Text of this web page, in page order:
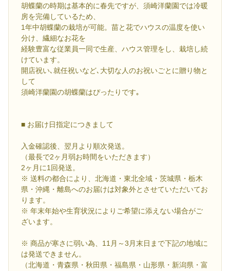
胡蝶蘭の時期は基本的に春先ですが、須崎洋蘭園では冷暖
房を完備しているため、
1年中胡蝶蘭の栽培が可能。苗と花でハウスの温度を使い
分け、繊細なお花を
経験豊富な従業員一同で生産、ハウス管理をし、栽培し続
けています。
開店祝い､就任祝いなど､大切な人のお祝いごとに贈り物と
して
須崎洋蘭園の胡蝶蘭はぴったりです｡
■ お届け日指定につきまして
入金確認後、翌月より順次発送。
（最長で2ヶ月弱お時間をいただきます）
2ヶ月に1回発送。
※ 送料の都合により、北海道・東北全域・茨城県・栃木
県・沖縄・離島へのお届けは対象外とさせていただいてお
ります。
※ 年末年始や生育状況によりご希望に添えない場合がご
ざいます。
※ 商品が寒さに弱い為、11月～3月末日まで下記の地域に
は発送できません。
（北海道・青森県・秋田県・福島県・山形県・新潟県・富